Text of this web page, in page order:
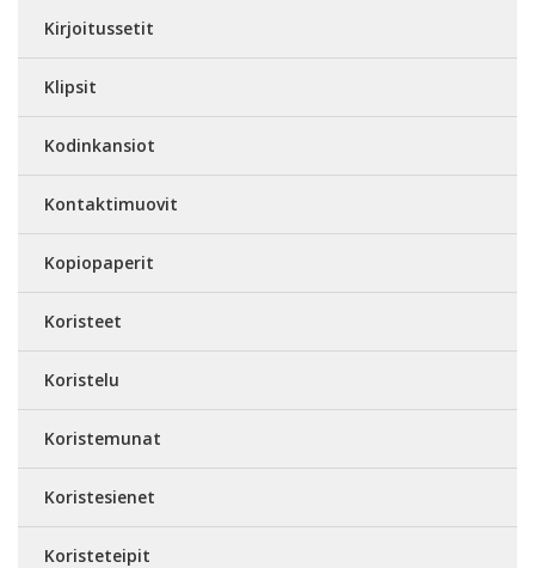
Kirjoitussetit
Klipsit
Kodinkansiot
Kontaktimuovit
Kopiopaperit
Koristeet
Koristelu
Koristemunat
Koristesienet
Koristeteipit